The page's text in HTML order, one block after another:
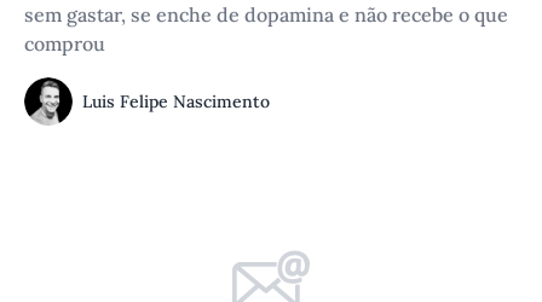
sem gastar, se enche de dopamina e não recebe o que
comprou
Luis Felipe Nascimento